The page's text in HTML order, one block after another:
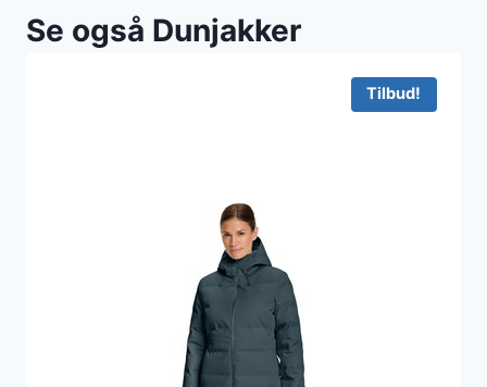
Se også Dunjakker
Tilbud!